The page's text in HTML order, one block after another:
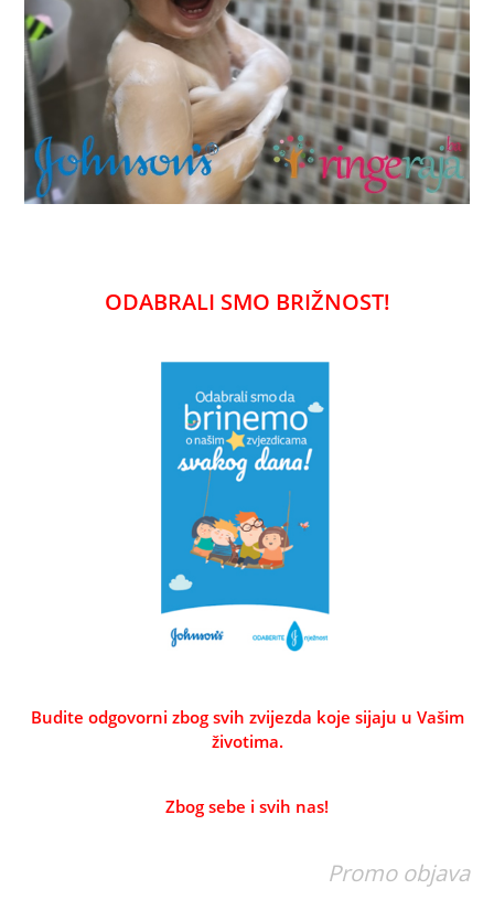
ODABRALI SMO BRIŽNOST!
Budite odgovorni zbog svih zvijezda koje sijaju u Vašim
životima.
Zbog sebe i svih nas!
Promo objava